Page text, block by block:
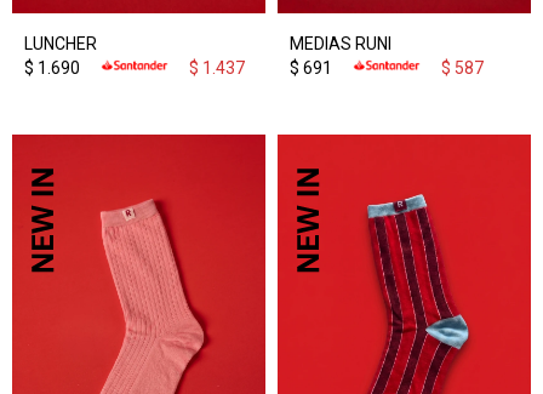
LUNCHER
$ 1.690 $ 1.437
MEDIAS RUNI
$ 691 $ 587